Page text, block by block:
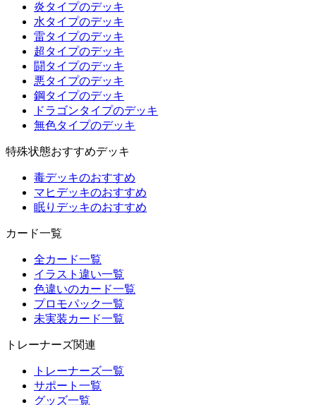
炎タイプのデッキ
水タイプのデッキ
雷タイプのデッキ
超タイプのデッキ
闘タイプのデッキ
悪タイプのデッキ
鋼タイプのデッキ
ドラゴンタイプのデッキ
無色タイプのデッキ
特殊状態おすすめデッキ
毒デッキのおすすめ
マヒデッキのおすすめ
眠りデッキのおすすめ
カード一覧
全カード一覧
イラスト違い一覧
色違いのカード一覧
プロモパック一覧
未実装カード一覧
トレーナーズ関連
トレーナーズ一覧
サポート一覧
グッズ一覧